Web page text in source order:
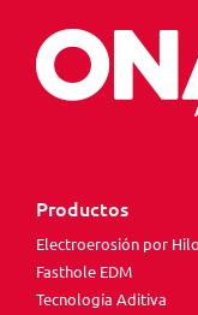
Productos
Electroerosión por Hilo
Fasthole EDM
Tecnología Aditiva